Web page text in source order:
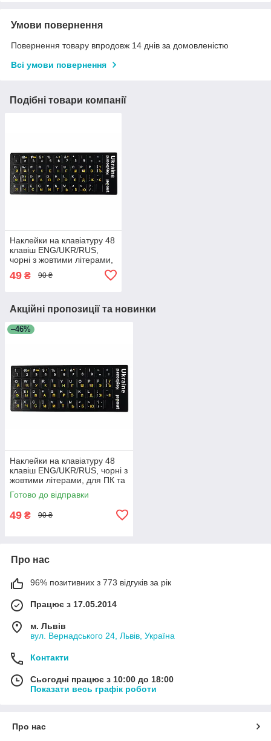
Умови повернення
Повернення товару впродовж 14 днів за домовленістю
Всі умови повернення
Подібні товари компанії
Наклейки на клавіатуру 48
клавіш ENG/UKR/RUS,
чорні з жовтими літерами,
49 ₴ 90 ₴
Акційні пропозиції та новинки
–46%
Наклейки на клавіатуру 48
клавіш ENG/UKR/RUS, чорні з
жовтими літерами, для ПК та
ноутбуків
Готово до відправки
49 ₴ 90 ₴
Про нас
96% позитивних з 773 відгуків за рік
Працює з 17.05.2014
м. Львів
вул. Вернадського 24, Львів, Україна
Контакти
Сьогодні працює з 10:00 до 18:00
Показати весь графік роботи
Про нас